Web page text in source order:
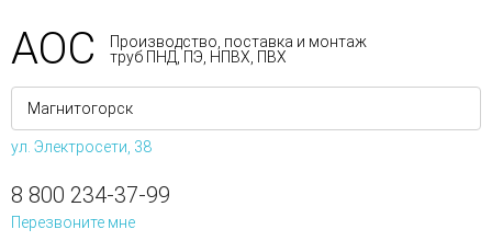
АОС
Производство, поставка и монтаж
труб ПНД, ПЭ, НПВХ, ПВХ
ул. Электросети, 38
8 800 234-37-99
Перезвоните мне